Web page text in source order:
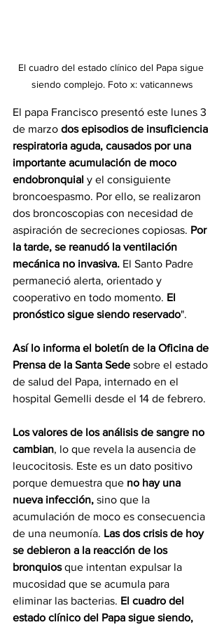
El cuadro del estado clínico del Papa sigue
siendo complejo. Foto x: vaticannews
El papa Francisco presentó este lunes 3
de marzo dos episodios de insuficiencia
respiratoria aguda, causados por una
importante acumulación de moco
endobronquial y el consiguiente
broncoespasmo. Por ello, se realizaron
dos broncoscopias con necesidad de
aspiración de secreciones copiosas. Por
la tarde, se reanudó la ventilación
mecánica no invasiva. El Santo Padre
permaneció alerta, orientado y
cooperativo en todo momento. El
pronóstico sigue siendo reservado".
Así lo informa el boletín de la Oficina de
Prensa de la Santa Sede sobre el estado
de salud del Papa, internado en el
hospital Gemelli desde el 14 de febrero.
Los valores de los análisis de sangre no
cambian, lo que revela la ausencia de
leucocitosis. Este es un dato positivo
porque demuestra que no hay una
nueva infección, sino que la
acumulación de moco es consecuencia
de una neumonía. Las dos crisis de hoy
se debieron a la reacción de los
bronquios que intentan expulsar la
mucosidad que se acumula para
eliminar las bacterias. El cuadro del
estado clínico del Papa sigue siendo,